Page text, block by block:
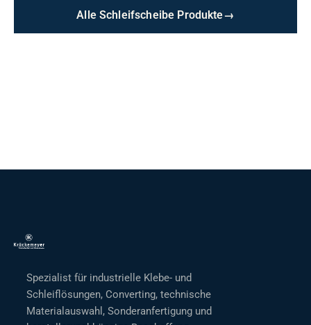
Alle Schleifscheibe Produkte→
Spezialist für industrielle Klebe- und
Schleiflösungen, Converting, technische
Materialauswahl, Sonderanfertigung und